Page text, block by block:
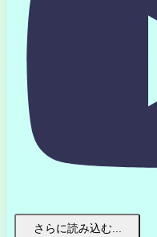
さらに読み込む...